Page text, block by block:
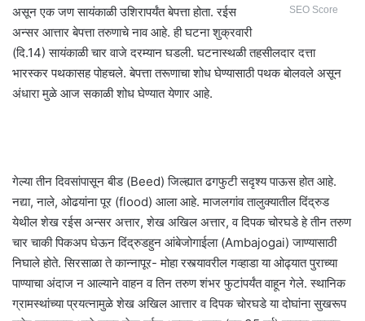
SEO Score
असून एक जण सायंकाळी उशिरापर्यंत बेपत्ता होता. रईस
अन्सर आत्तार बेपत्ता तरुणाचे नाव आहे. ही घटना शुक्रवारी
(दि.14) सायंकाळी चार वाजे दरम्यान घडली. घटनास्थळी तहसीलदार दत्ता
भारस्कर पथकासह पोहचले. बेपत्ता तरूणाचा शोध घेण्यासाठी पथक बोलवले असून
अंधारा मुळे आज सकाळी शोध घेण्यात येणार आहे.
गेल्या तीन दिवसांपासून बीड (Beed) जिल्ह्यात ढगफुटी सदृश्य पाऊस होत आहे.
नद्या, नाले, ओढयांना पूर (flood) आला आहे. माजलगांव तालुक्यातील दिंद्रुड
येथील शेख रईस अन्सर अत्तार, शेख अखिल अत्तार, व दिपक चोरघडे हे तीन तरुण
चार चाकी पिकअप घेऊन दिंद्रुडहुन आंबेजोगाईला (Ambajogai) जाण्यासाठी
निघाले होते. सिरसाळा ते कान्नापूर- मोहा रस्त्यावरील गव्हाडा या ओढ्यात पुराच्या
पाण्याचा अंदाज न आल्याने वाहन व तिन तरुण शंभर फुटांपर्यंत वाहून गेले. स्थानिक
ग्रामस्थांच्या प्रयत्नामुळे शेख अखिल आत्तार व दिपक चोरघडे या दोघांना सुखरूप